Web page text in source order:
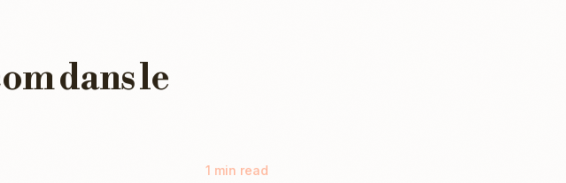
dans le
1 min read